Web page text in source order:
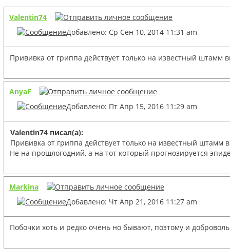
Valentin74
Добавлено: Ср Сен 10, 2014 11:31 am
Прививка от гриппа действует только на известный штамм
AnyaF
Добавлено: Пт Апр 15, 2016 11:29 am
Valentin74 писал(а):
Прививка от гриппа действует только на известный штамм
Не на прошлогодний, а на тот который прогнозируется
Markina
Добавлено: Чт Апр 21, 2016 11:27 am
Побочки хоть и редко очень но бывают, поэтому и